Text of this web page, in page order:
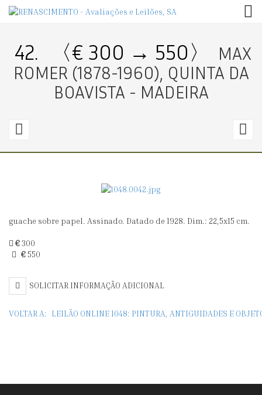
42. 〈€ 300 → 550〉
MAX
ROMER (1878-1960), QUINTA DA
BOAVISTA - MADEIRA
〈€
MAX
ROMER
(1878-
1960),
QUINTA
DA
guache sobre papel. Assinado. Datado de 1928. Dim.: 22,5x15 cm.
€300
€550
SOLICITAR INFORMAÇÃO ADICIONAL
VOLTAR A: LEILÃO ONLINE 1048: PINTURA, ANTIGUIDADES E